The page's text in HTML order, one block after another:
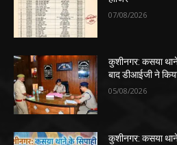
07/08/2026
कुशीनगर: कसया थाने
बाद डीआईजी ने
05/08/2026
कुशीनगर: कसया